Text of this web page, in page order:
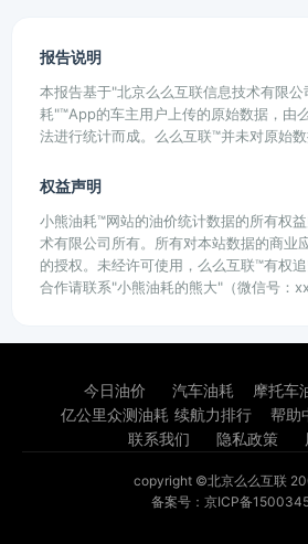
报告说明
本报告基于"北京么么互联信息技术有限
耗"™App的车主用户上传的原始数据，由
法进行统计而成。么么互联™并未对原始数
权益声明
小熊油耗™网站的油价统计数据的所有权
术有限公司所有。所有对本站数据的商业
的授权。未经许可使用，么么互联™有权追
合作请联系"小熊油耗的熊大"（微信号：
今日油价 汽车油耗 摩托车
亿公里众测油耗 续航力排行 帮助
联系我们
隐私政策
copyright ©北京么么互联
备案号：京ICP备